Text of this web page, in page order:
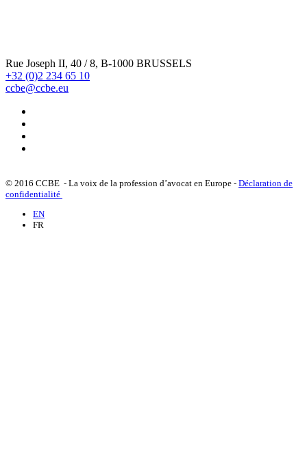
Rue Joseph II, 40 / 8, B-1000 BRUSSELS
+32 (0)2 234 65 10
ccbe@ccbe.eu
© 2016 CCBE - La voix de la profession d’avocat en Europe - Déclaration de
confidentialité
EN
FR